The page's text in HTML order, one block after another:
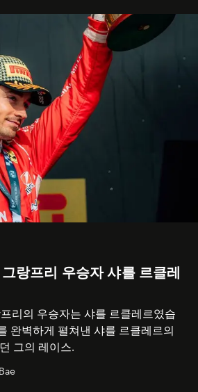
랑프리 우승자 샤를 르클레
리의 우승자는 샤를 르클레르였습
완벽하게 펼쳐낸 샤를 르클레르의
그의 레이스.